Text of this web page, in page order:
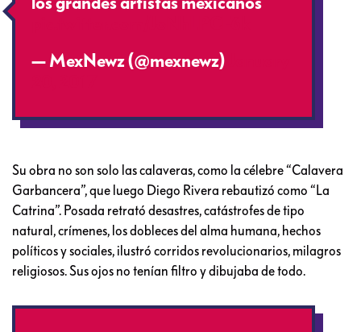
— MexNewz (@mexnewz)
Su obra no son solo las calaveras, como la célebre “Calavera
Garbancera”, que luego Diego Rivera rebautizó como “La
Catrina”. Posada retrató desastres, catástrofes de tipo
natural, crímenes, los dobleces del alma humana, hechos
políticos y sociales, ilustró corridos revolucionarios, milagros
religiosos. Sus ojos no tenían filtro y dibujaba de todo.